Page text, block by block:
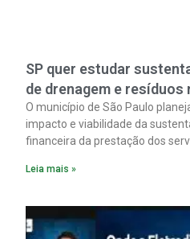
SP quer estudar
de drenagem e resíduos
O município de São Paulo
impacto e viabilidade da
financeira da prestação dos
listadas na proposta do PMSAI,
aqui.
Leia mais »